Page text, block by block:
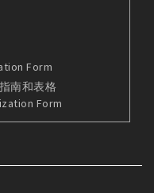
Form
南和表格
Form